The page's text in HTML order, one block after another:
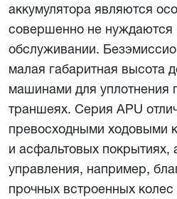
аккумулятора являются
совершенно не нуждаются
обслуживании.
малая габаритная высота
машинами для уплотнения
траншеях. Серия APU
превосходными ходовыми
и асфальтовых
управления, например,
прочных встроенных колес